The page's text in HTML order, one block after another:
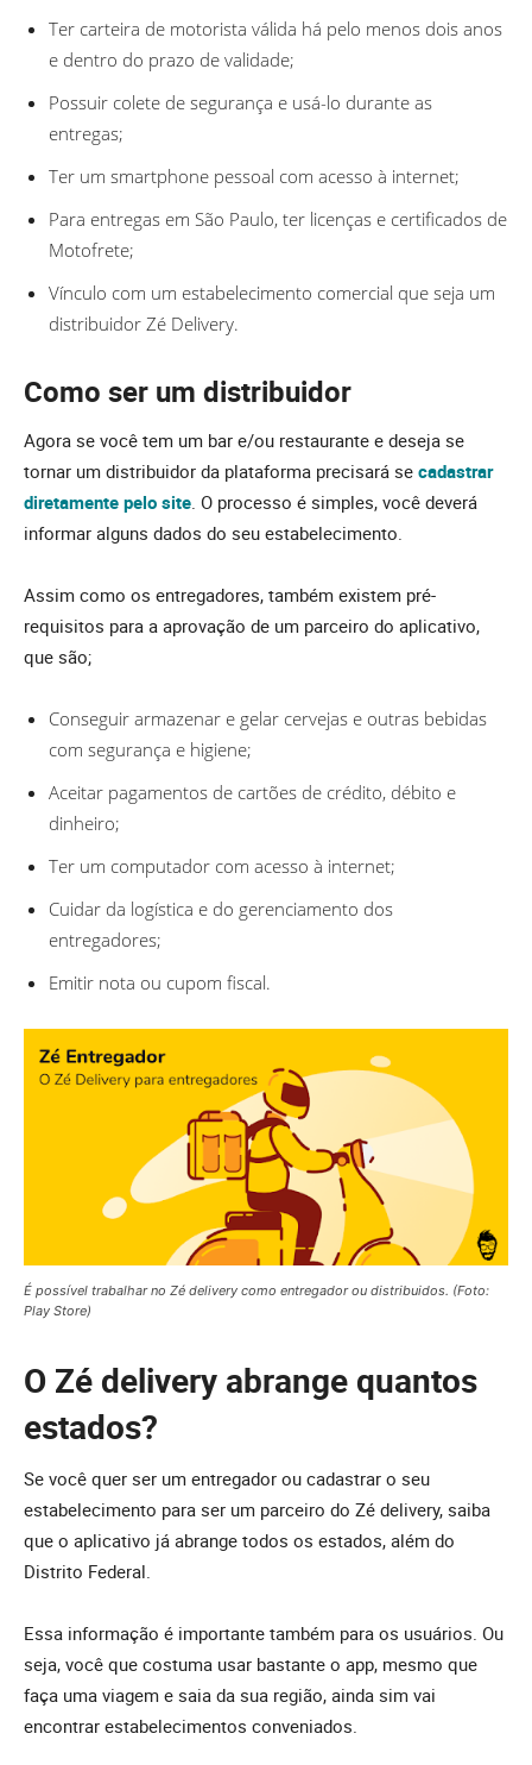
Ter carteira de motorista válida há pelo menos dois anos
e dentro do prazo de validade;
Possuir colete de segurança e usá-lo durante as
entregas;
Ter um smartphone pessoal com acesso à internet;
Para entregas em São Paulo, ter licenças e certificados de
Motofrete;
Vínculo com um estabelecimento comercial que seja um
distribuidor Zé Delivery.
Como ser um distribuidor
Agora se você tem um bar e/ou restaurante e deseja se
tornar um distribuidor da plataforma precisará se cadastrar
diretamente pelo site . O processo é simples, você deverá
informar alguns dados do seu estabelecimento.
Assim como os entregadores, também existem pré-
requisitos para a aprovação de um parceiro do aplicativo,
que são;
Conseguir armazenar e gelar cervejas e outras bebidas
com segurança e higiene;
Aceitar pagamentos de cartões de crédito, débito e
dinheiro;
Ter um computador com acesso à internet;
Cuidar da logística e do gerenciamento dos
entregadores;
Emitir nota ou cupom fiscal.
É possível trabalhar no Zé delivery como entregador ou distribuidos. (Foto:
Play Store)
O Zé delivery abrange quantos
estados?
Se você quer ser um entregador ou cadastrar o seu
estabelecimento para ser um parceiro do Zé delivery, saiba
que o aplicativo já abrange todos os estados, além do
Distrito Federal.
Essa informação é importante também para os usuários. Ou
seja, você que costuma usar bastante o app, mesmo que
faça uma viagem e saia da sua região, ainda sim vai
encontrar estabelecimentos conveniados.